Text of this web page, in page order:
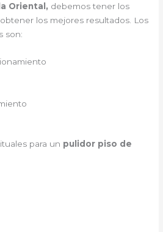
Oriental, debemos tener los
los mejores resultados. Los
son:
para un pulidor piso de